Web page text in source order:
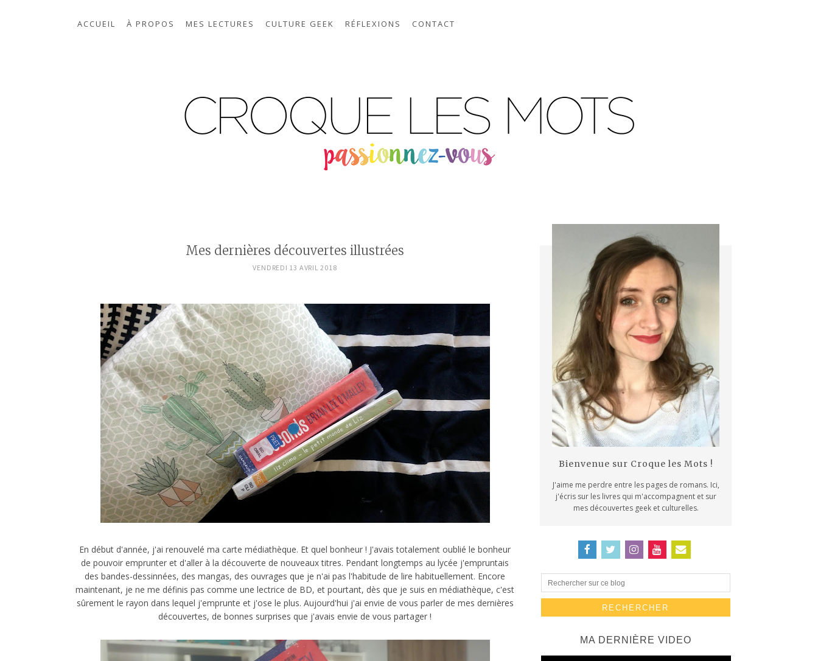
ACCUEIL À PROPOS MES LECTURES CULTURE GEEK RÉFLEXIONS CONTACT
Mes dernières découvertes illustrées
VENDREDI 13 AVRIL 2018
En début d'année, j'ai renouvelé ma carte médiathèque. Et quel bonheur ! J'avais totalement oublié le bonheur
de pouvoir emprunter et d'aller à la découverte de nouveaux titres. Pendant longtemps au lycée j'empruntais
des bandes-dessinnées, des mangas, des ouvrages que je n'ai pas l'habitude de lire habituellement. Encore
maintenant, je ne me définis pas comme une lectrice de BD, et pourtant, dès que je suis en médiathèque, c'est
sûrement le rayon dans lequel j'emprunte et j'ose le plus. Aujourd'hui j'ai envie de vous parler de mes dernières
découvertes, de bonnes surprises que j'avais envie de vous partager !
Bienvenue sur Croque les Mots !
J'aime me perdre entre les pages de romans. Ici,
j'écris sur les livres qui m'accompagnent et sur
mes découvertes geek et culturelles.
MA DERNIÈRE VIDEO